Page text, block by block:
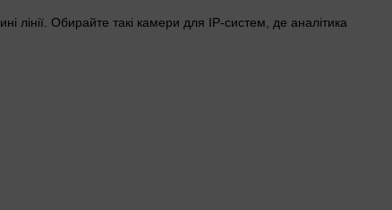
лінії. Обирайте такі камери для IP-систем, де аналітика